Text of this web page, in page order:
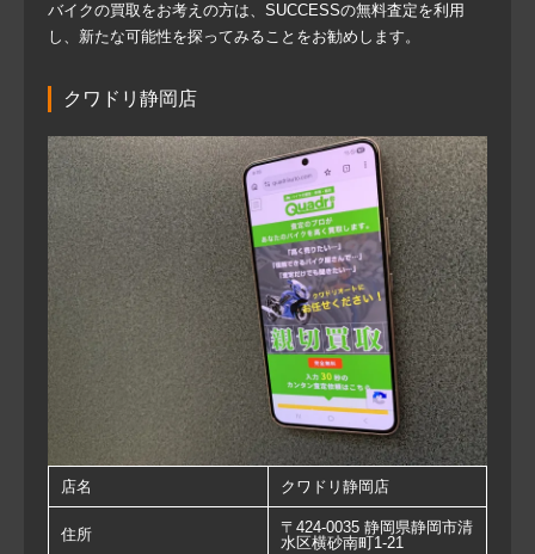
バイクの買取をお考えの方は、SUCCESSの無料査定を利用
し、新たな可能性を探ってみることをお勧めします。
クワドリ静岡店
店名 クワドリ静岡店
住所
〒424-0035 静岡県静岡市清
水区横砂南町1-21